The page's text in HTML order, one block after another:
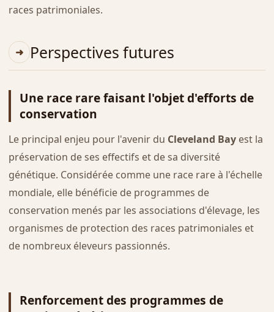
races patrimoniales.
Perspectives futures
Une race rare faisant l'objet d'efforts de
conservation
Le principal enjeu pour l'avenir du Cleveland Bayest la
préservation de ses effectifs et de sa diversité
génétique. Considérée comme une race rare à l'échelle
mondiale, elle bénéficie de programmes de
conservation menés par les associations d'élevage, les
organismes de protection des races patrimoniales et
de nombreux éleveurs passionnés.
Renforcement des programmes de